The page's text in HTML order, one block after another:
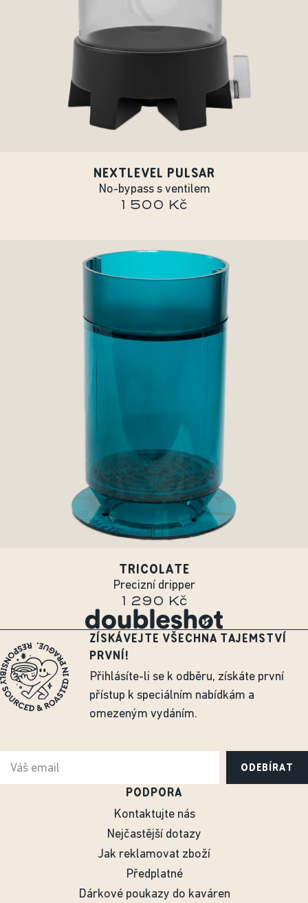
NEXTLEVEL PULSAR
No-bypass s ventilem
1 500 Kč
TRICOLATE
Precizní dripper
1 290 Kč
ZÍSKÁVEJTE VŠECHNA TAJEMSTVÍ
PRVNÍ!
Přihlásíte-li se k odběru, získáte první
přístup k speciálním nabídkám a
omezeným vydáním.
ODEBÍRAT
PODPORA
Kontaktujte nás
Nejčastější dotazy
Jak reklamovat zboží
Předplatné
Dárkové poukazy do kaváren